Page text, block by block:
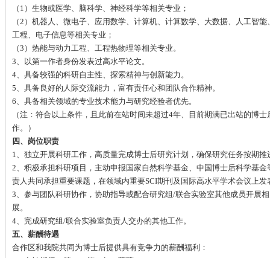
（1）生物或医学、脑科学、神经科学等相关专业；
（2）机器人、微电子、应用数学、计算机、计算数学、大数据、人工智
工程、电子信息等相关专业；
（3）热能与动力工程、工程热物理等相关专业。
3、以第一作者身份发表过高水平论文。
4、具备较强的科研自主性、探索精神与创新能力。
5、具备良好的人际交流能力，富有责任心和团队合作精神。
6、具备相关领域的专业技术能力与研究经验者优先。
（注：符合以上条件，且此前在站时间未超过4年、目前期满已出站的博
作。）
四、岗位职责
1、独立开展科研工作，高质量完成博士后研究计划，确保研究任务按期
2、积极承担科研项目，主动申报国家自然科学基金、中国博士后科学基
责人共同承担重要课题，在领域内重要SCI期刊及国际高水平学术会议上发
3、参与团队科研协作，协助指导或配合研究组/联合实验室其他成员开展
展。
4、完成研究组/联合实验室负责人交办的其他工作。
五、薪酬待遇
合作区和我院共同为博士后提供具有竞争力的薪酬福利：